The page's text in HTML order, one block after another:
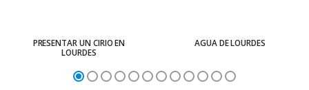
PRESENTAR UN CIRIO EN
LOURDES
AGUA DE LOURDES